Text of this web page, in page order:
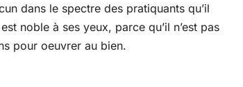
dans le spectre des pratiquants qu’il
noble à ses yeux, parce qu’il n’est pas
pour oeuvrer au bien.